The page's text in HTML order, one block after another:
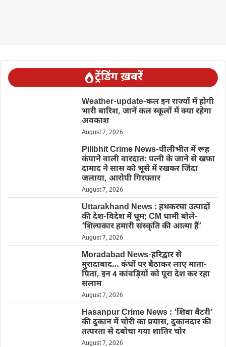
ट्रेंडिंग ख़बरें
Weather-update-कल इन राज्यों में होगी
भारी बारिश, जानें कल स्कूलों में क्या रहेगा
अवकाश
August 7, 2026
Pilibhit Crime News-पीलीभीत में रूह
कंपाने वाली वारदात: पत्नी के जाने से खफा
दामाद ने सास को भूसे में रखकर जिंदा
जलाया, आरोपी गिरफ्तार
August 7, 2026
Uttarakhand News : हथकरघा उत्पादों
की देश-विदेश में धूम; CM धामी बोले-
‘शिल्पकार हमारी संस्कृति की आत्मा हैं’
August 7, 2026
Moradabad News-हरिद्वार से
मुरादाबाद… कंधों पर बैठाकर लाए माता-
पिता, इन 4 कांवड़ियों को पूरा देश कर रहा
सलाम
August 7, 2026
Hasanpur Crime News : ‘शिवा बैटरी’
की दुकान में चोरी का प्रयास, दुकानदार की
तत्परता से दबोचा गया शातिर चोर
August 7, 2026